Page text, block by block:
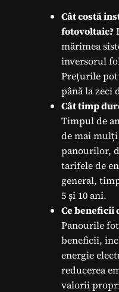
Cât costă
fotovoltaic?
mărimea
inversorul
Prețurile pot
până la zeci
Cât timp
Timpul de
de mai
panourilor,
tarifele de
general,
5 și 10 ani.
Ce beneficii
Panourile
beneficii,
energie
reducerea
valorii